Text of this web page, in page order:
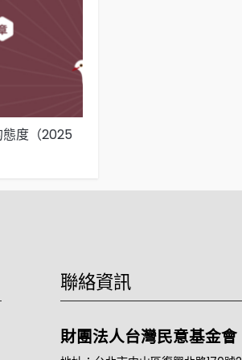
度（2025
聯絡資訊
財團法人台灣民意基金會